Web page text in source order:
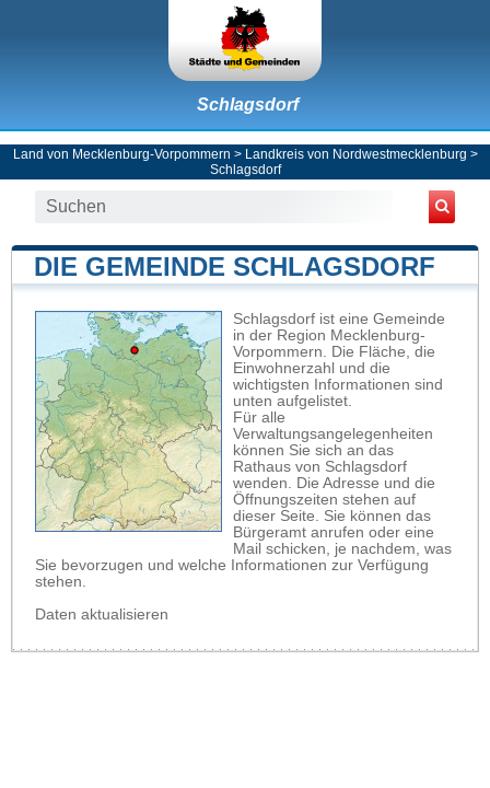
Schlagsdorf
Land von Mecklenburg-Vorpommern > Landkreis von Nordwestmecklenburg >
Schlagsdorf
DIE GEMEINDE SCHLAGSDORF
Schlagsdorf ist eine Gemeinde
in der Region Mecklenburg-
Vorpommern. Die Fläche, die
Einwohnerzahl und die
wichtigsten Informationen sind
unten aufgelistet.
Für alle
Verwaltungsangelegenheiten
können Sie sich an das
Rathaus von Schlagsdorf
wenden. Die Adresse und die
Öffnungszeiten stehen auf
dieser Seite. Sie können das
Bürgeramt anrufen oder eine
Mail schicken, je nachdem, was
Sie bevorzugen und welche Informationen zur Verfügung
stehen.
Daten aktualisieren